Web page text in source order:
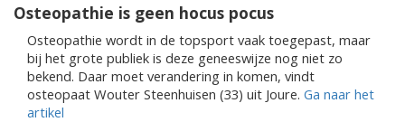
Osteopathie is geen hocus pocus
Osteopathie wordt in de topsport vaak toegepast, maar
bij het grote publiek is deze geneeswijze nog niet zo
bekend. Daar moet verandering in komen, vindt
osteopaat Wouter Steenhuisen (33) uit Joure. Ga naar het
artikel